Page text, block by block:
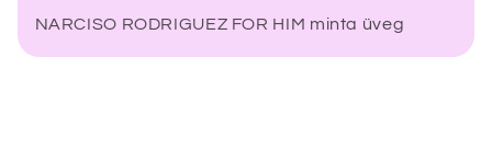
e
NARCISO RODRIGUEZ FOR HIM minta üveg